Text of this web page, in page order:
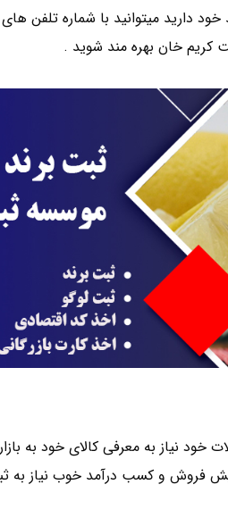
خود دارید میتوانید با شماره
کریم خان بهره مند شوید .
خود نیاز به معرفی کالای خود به
فروش و کسب درآمد خوب نیاز به